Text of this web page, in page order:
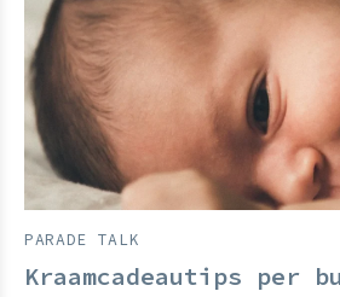
PARADE TALK
Kraamcadeautips per